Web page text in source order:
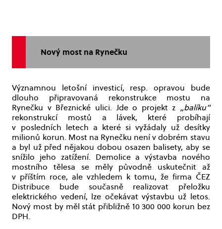
Nový most na Rynečku
Významnou letošní investicí, resp. opravou bude
dlouho připravovaná rekonstrukce mostu na
Rynečku v Březnické ulici. Jde o projekt z „balíku“
rekonstrukcí mostů a lávek, které probíhají
v posledních letech a které si vyžádaly už desítky
milionů korun. Most na Rynečku není v dobrém stavu
a byl už před nějakou dobou osazen balisety, aby se
snížilo jeho zatížení. Demolice a výstavba nového
mostního tělesa se měly původně uskutečnit až
v příštím roce, ale vzhledem k tomu, že firma ČEZ
Distribuce bude současně realizovat přeložku
elektrického vedení, lze očekávat výstavbu už letos.
Nový most by měl stát přibližně 10 300 000 korun bez
DPH.